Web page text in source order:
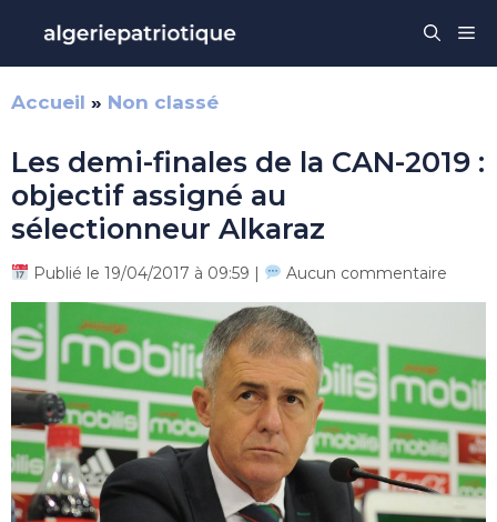
contenu
Accueil » Non classé
Les demi-finales de la CAN-2019 :
objectif assigné au
sélectionneur Alkaraz
Publié le 19/04/2017 à 09:59 | Aucun commentaire